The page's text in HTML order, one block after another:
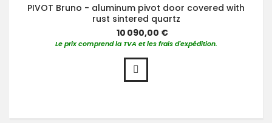
PIVOT Bruno - aluminum pivot door covered with
rust sintered quartz
10 090,00 €
Le prix comprend la TVA et les frais d'expédition.